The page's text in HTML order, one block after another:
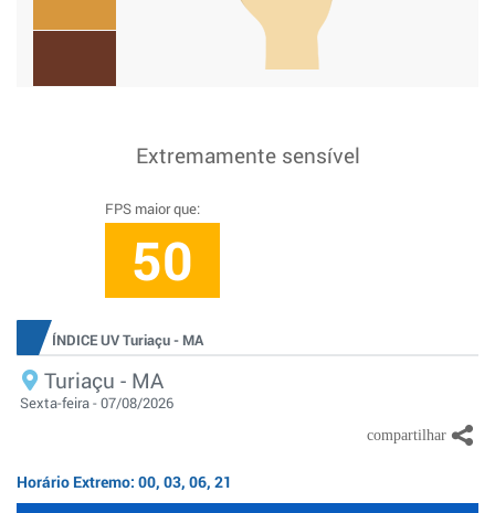
Extremamente sensível
FPS maior que:
50
ÍNDICE UV Turiaçu - MA
Turiaçu - MA
Sexta-feira - 07/08/2026
Horário Extremo: 00, 03, 06, 21